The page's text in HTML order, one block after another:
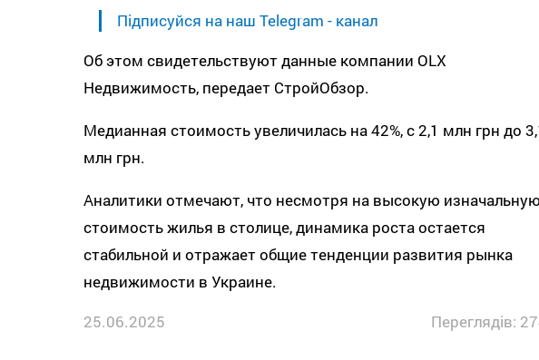
Підписуйся на наш Telegram - канал
Об этом свидетельствуют данные компании OLX
Недвижимость, передает СтройОбзор.
Медианная стоимость увеличилась на 42%, с 2,1 млн грн до
млн грн.
Аналитики отмечают, что несмотря на высокую
стоимость жилья в столице, динамика роста остается
стабильной и отражает общие тенденции развития рынка
недвижимости в Украине.
25.06.2025
Переглядів: